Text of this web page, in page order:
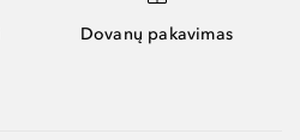
Dovanų pakavimas